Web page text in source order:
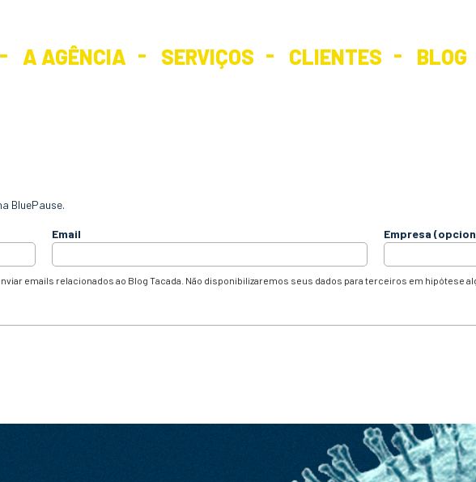
A AGÊNCIA SERVIÇOS CLIENTES BLOG
BluePause.
Email Empresa
emails relacionados ao Blog Tacada. Não disponibilizaremos seus dados para terceiros em hipótese